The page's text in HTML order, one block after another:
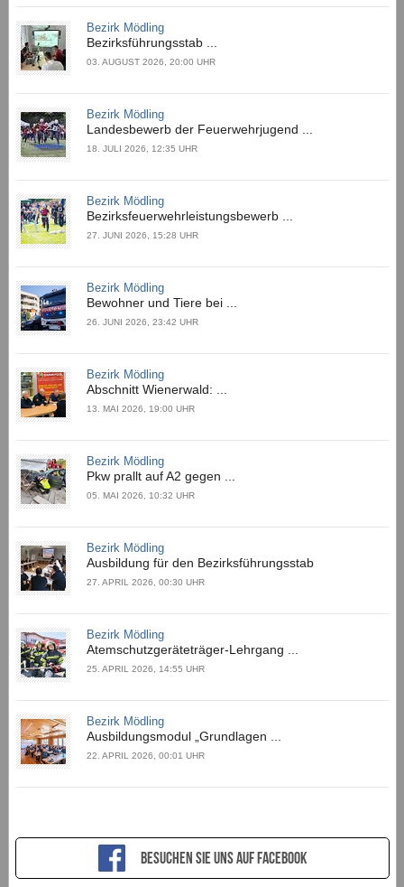
Bezirk Mödling
Bezirksführungsstab ...
03. AUGUST 2026, 20:00 UHR
Bezirk Mödling
Landesbewerb der Feuerwehrjugend ...
18. JULI 2026, 12:35 UHR
Bezirk Mödling
Bezirksfeuerwehrleistungsbewerb ...
27. JUNI 2026, 15:28 UHR
Bezirk Mödling
Bewohner und Tiere bei ...
26. JUNI 2026, 23:42 UHR
Bezirk Mödling
Abschnitt Wienerwald: ...
13. MAI 2026, 19:00 UHR
Bezirk Mödling
Pkw prallt auf A2 gegen ...
05. MAI 2026, 10:32 UHR
Bezirk Mödling
Ausbildung für den Bezirksführungsstab
27. APRIL 2026, 00:30 UHR
Bezirk Mödling
Atemschutzgeräteträger-Lehrgang ...
25. APRIL 2026, 14:55 UHR
Bezirk Mödling
Ausbildungsmodul „Grundlagen ...
22. APRIL 2026, 00:01 UHR
Besuchen sie uns auf Facebook